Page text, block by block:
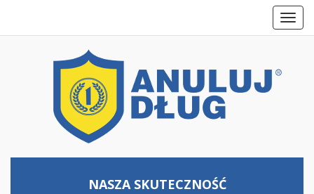
NASZA SKUTECZNOŚĆ